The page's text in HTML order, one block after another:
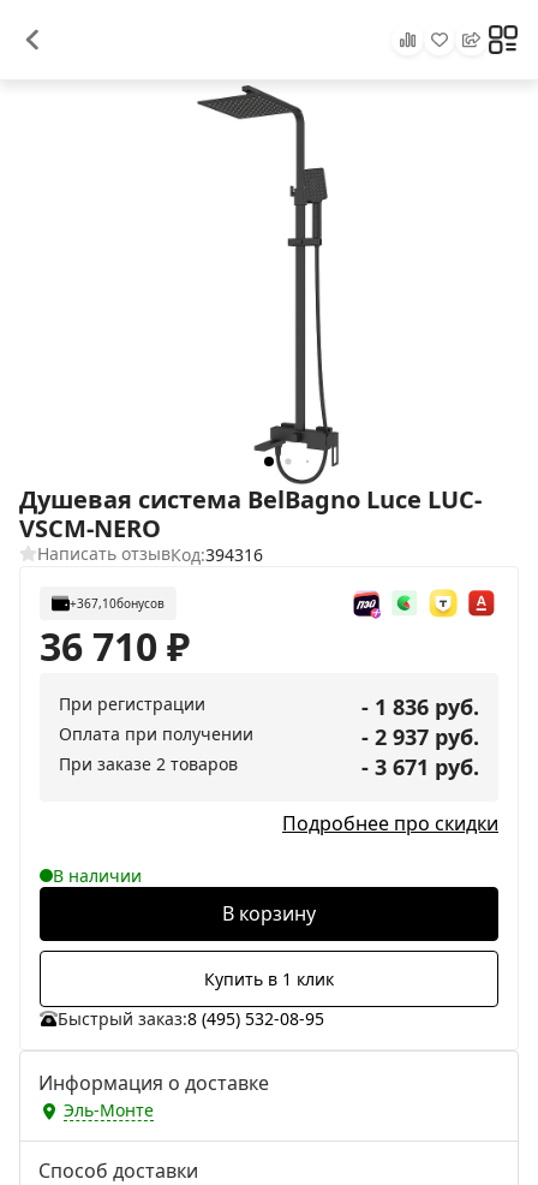
Душевая система BelBagno Luce LUC-
VSCM-NERO
Написать отзывКод:394316
+367,10бонусов
36 710₽
При регистрации - 1 836 руб.
Оплата при получении - 2 937 руб.
При заказе 2 товаров - 3 671 руб.
Подробнее про скидки
В наличии
В корзину
Купить в 1 клик
Быстрый заказ:8 (495) 532-08-95
Информация о доставке
Эль-Монте
Способ доставки